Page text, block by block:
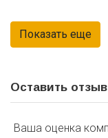
Оставить отзыв
Ваша оценка